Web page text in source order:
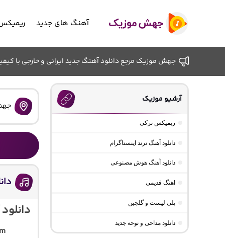
آهنگ های جدید
جهش موزیک مرجع دانلود آهنگ جدید ایرانی و خارجی با
آرشیو موزیک
ریمیکس ترکی
دانلود آهنگ ترند اینستاگرام
دانلود آهنگ هوش مصنوعی
اهنگ قدیمی
پلی لیست و گلچین
دانلود مداحی و نوحه جدید